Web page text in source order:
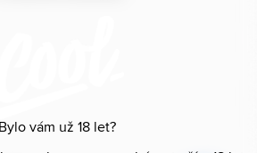
Bylo vám už 18 let?